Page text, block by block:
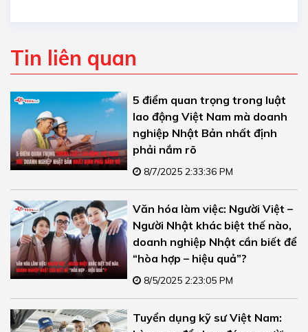
Tin liên quan
5 điểm quan trọng trong luật
lao động Việt Nam mà doanh
nghiệp Nhật Bản nhất định
phải nắm rõ
8/7/2025 2:33:36 PM
Văn hóa làm việc: Người Việt –
Người Nhật khác biệt thế nào,
doanh nghiệp Nhật cần biết để
“hòa hợp – hiệu quả”?
8/5/2025 2:23:05 PM
Tuyển dụng kỹ sư Việt Nam: